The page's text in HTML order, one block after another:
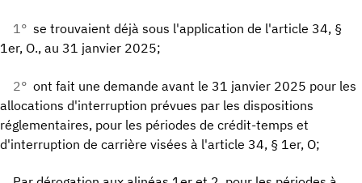
1° se trouvaient déjà sous l'application de l'article 34, §
1er, O., au 31 janvier 2025;
2° ont fait une demande avant le 31 janvier 2025 pour les
allocations d'interruption prévues par les dispositions
réglementaires, pour les périodes de crédit-temps et
d'interruption de carrière visées à l'article 34, § 1er, O;